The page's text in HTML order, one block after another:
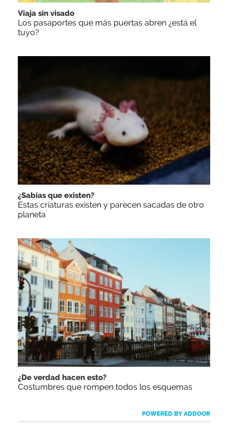
Viaja sin visado
Los pasaportes que más puertas abren ¿está el
tuyo?
¿Sabías que existen?
Estas criaturas existen y parecen sacadas de otro
planeta
¿De verdad hacen esto?
Costumbres que rompen todos los esquemas
POWERED BY ADDOOR